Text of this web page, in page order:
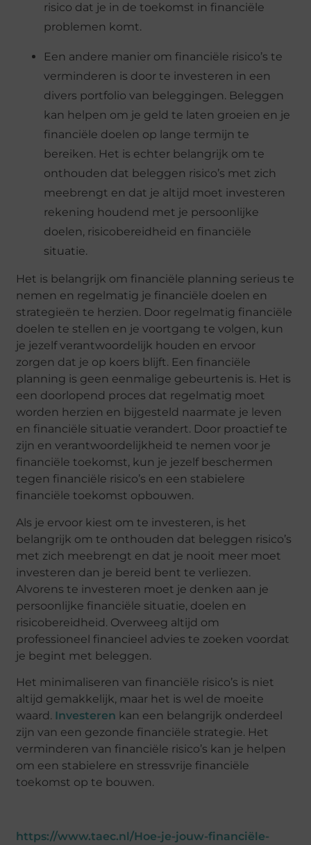
risico dat je in de toekomst in financiële
problemen komt.
Een andere manier om financiële risico’s te
verminderen is door te investeren in een
divers portfolio van beleggingen. Beleggen
kan helpen om je geld te laten groeien en je
financiële doelen op lange termijn te
bereiken. Het is echter belangrijk om te
onthouden dat beleggen risico’s met zich
meebrengt en dat je altijd moet investeren
rekening houdend met je persoonlijke
doelen, risicobereidheid en financiële
situatie.
Het is belangrijk om financiële planning serieus te
nemen en regelmatig je financiële doelen en
strategieën te herzien. Door regelmatig financiële
doelen te stellen en je voortgang te volgen, kun
je jezelf verantwoordelijk houden en ervoor
zorgen dat je op koers blijft. Een financiële
planning is geen eenmalige gebeurtenis is. Het is
een doorlopend proces dat regelmatig moet
worden herzien en bijgesteld naarmate je leven
en financiële situatie verandert. Door proactief te
zijn en verantwoordelijkheid te nemen voor je
financiële toekomst, kun je jezelf beschermen
tegen financiële risico’s en een stabielere
financiële toekomst opbouwen.
Als je ervoor kiest om te investeren, is het
belangrijk om te onthouden dat beleggen risico’s
met zich meebrengt en dat je nooit meer moet
investeren dan je bereid bent te verliezen.
Alvorens te investeren moet je denken aan je
persoonlijke financiële situatie, doelen en
risicobereidheid. Overweeg altijd om
professioneel financieel advies te zoeken voordat
je begint met beleggen.
Het minimaliseren van financiële risico’s is niet
altijd gemakkelijk, maar het is wel de moeite
waard. Investeren kan een belangrijk onderdeel
zijn van een gezonde financiële strategie. Het
verminderen van financiële risico’s kan je helpen
om een stabielere en stressvrije financiële
toekomst op te bouwen.
https://www.taec.nl/Hoe-je-jouw-financiële-